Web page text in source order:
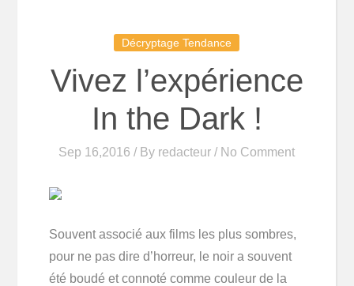
Décryptage Tendance
Vivez l’expérience
In the Dark !
Sep 16,2016 / By redacteur / No Comment
Souvent associé aux films les plus sombres,
pour ne pas dire d’horreur, le noir a souvent
été boudé et connoté comme couleur de la